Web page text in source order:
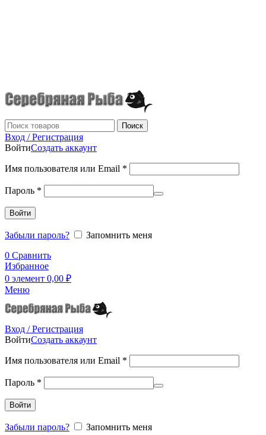
Поиск
Вход / Регистрация
ВойтиСоздать аккаунт
Имя пользователя или Email *
Пароль *
Войти
Забыли пароль?
Запомнить меня
0 Сравнить
Избранное
0 элемент 0,00 ₽
Меню
Вход / Регистрация
ВойтиСоздать аккаунт
Имя пользователя или Email *
Пароль *
Войти
Забыли пароль?
Запомнить меня